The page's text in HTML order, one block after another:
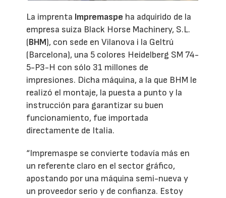
La imprenta Impremaspe ha adquirido de la
empresa suiza Black Horse Machinery, S.L.
(BHM), con sede en Vilanova i la Geltrú
(Barcelona), una 5 colores Heidelberg SM 74-
5-P3-H con sólo 31 millones de
impresiones. Dicha máquina, a la que BHM le
realizó el montaje, la puesta a punto y la
instrucción para garantizar su buen
funcionamiento, fue importada
directamente de Italia.
“Impremaspe se convierte todavía más en
un referente claro en el sector gráfico,
apostando por una máquina semi-nueva y
un proveedor serio y de confianza. Estoy